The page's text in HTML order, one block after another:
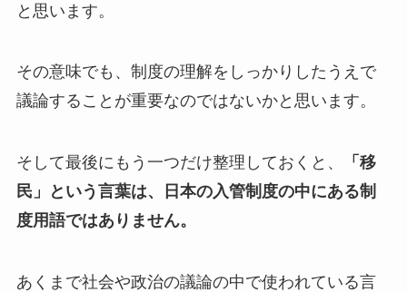
と思います。
その意味でも、制度の理解をしっかりしたうえで
議論することが重要なのではないかと思います。
そして最後にもう一つだけ整理しておくと、
「移
民」という言葉は、日本の入管制度の中にある制
度用語ではありません。
あくまで社会や政治の議論の中で使われている言